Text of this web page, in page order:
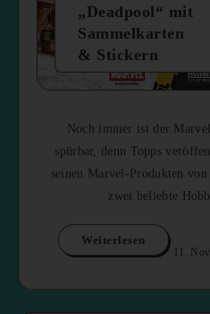
„Deadpool“ mit
Sammelkarten
& Stickern
Noch immer ist der
spürbar, denn Topps
seinen Marvel-Produkten von
zwei beliebte
Weiterlesen
11.